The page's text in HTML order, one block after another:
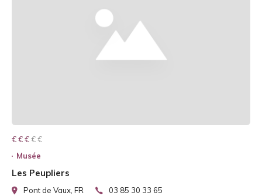
€ € € € €
€ € €
Musée
Les Peupliers
Pont de Vaux, FR 03 85 30 33 65